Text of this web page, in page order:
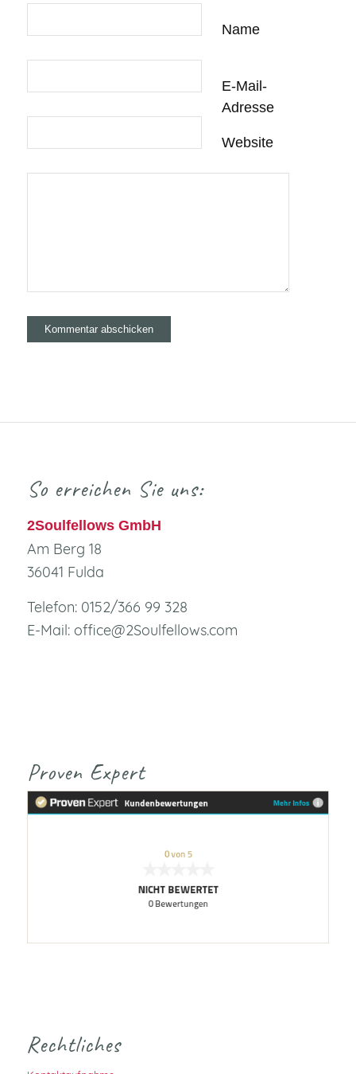
Name
E-Mail-
Adresse
Website
So erreichen Sie uns:
2Soulfellows GmbH
Am Berg 18
36041 Fulda
Telefon: 0152/366 99 328
E-Mail: office@2Soulfellows.com
Proven Expert
Rechtliches